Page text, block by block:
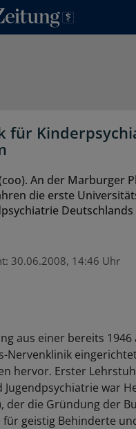
für
(coo). An der Marburger
die erste
30.06.2008, 14:46 Uhr
aus einer bereits 1946
Nervenklinik
hervor. Erster
Jugendpsychiatrie war
der die Gründung der
für geistig Behinderte